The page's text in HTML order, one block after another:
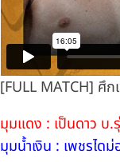
[FULL MATCH] ศึ
มุมแดง : เป็นดาว บ.
มุมน้ำเงิน : เพชรได